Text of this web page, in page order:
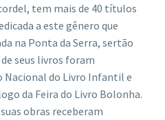
tem mais de 40 títulos
a este gênero que
na Ponta da Serra, sertão
seus livros foram
Nacional do Livro Infantil e
da Feira do Livro Bolonha.
obras receberam